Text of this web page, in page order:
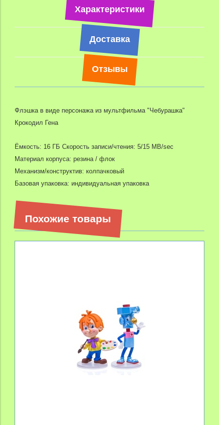
Характеристики
Доставка
Отзывы
Флэшка в виде персонажа из мультфильма "Чебурашка"
Крокодил Гена
Ёмкость: 16 ГБ Скорость записи/чтения: 5/15 MB/sec
Материал корпуса: резина / флок
Механизм/конструктив: колпачковый
Базовая упаковка: индивидуальная упаковка
Похожие товары